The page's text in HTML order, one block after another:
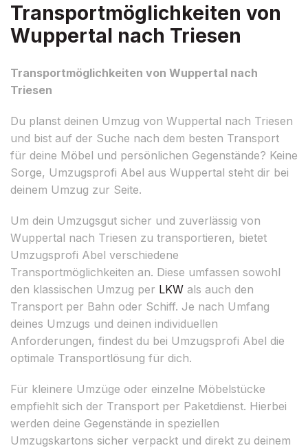
Transportmöglichkeiten von
Wuppertal nach Triesen
Transportmöglichkeiten von Wuppertal nach
Triesen
Du planst deinen Umzug von Wuppertal nach Triesen
und bist auf der Suche nach dem besten Transport
für deine Möbel und persönlichen Gegenstände? Keine
Sorge, Umzugsprofi Abel aus Wuppertal steht dir bei
deinem Umzug zur Seite.
Um dein Umzugsgut sicher und zuverlässig von
Wuppertal nach Triesen zu transportieren, bietet
Umzugsprofi Abel verschiedene
Transportmöglichkeiten an. Diese umfassen sowohl
den klassischen Umzug per LKW als auch den
Transport per Bahn oder Schiff. Je nach Umfang
deines Umzugs und deinen individuellen
Anforderungen, findest du bei Umzugsprofi Abel die
optimale Transportlösung für dich.
Für kleinere Umzüge oder einzelne Möbelstücke
empfiehlt sich der Transport per Paketdienst. Hierbei
werden deine Gegenstände in speziellen
Umzugskartons sicher verpackt und direkt zu deinem